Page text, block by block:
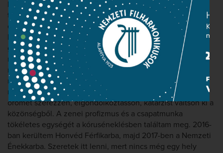
ház opera-produkcióiban. Bár pályám nagyobb részét
töltöttem szólistaként, a szívemhez mindig is a
csapatmunka állt a legközelebb. Semmihez sem
hasonlítható energiát érzek magamban, amikor a
gépházkezelőtől az ügyelőn át a legnagyobb szólistáig
mindenki ugyanannak a célnak rendeli alá magát:
megszólaltatni egy művet. Ilyenkor azt érzem, hogy egy
nagy egység része vagyok, aki minden rezdülésével azon
munkálkodik, hogy adjon az embereknek: elvarázsoljon,
örömet szerezzen, elgondolkoztasson, katarzist váltson ki a
közönségből. A zenei profizmus és a csapatmunka
tökéletes egységét a kóruséneklésben találtam meg. 2016-
ban kerültem Honvéd Férfikarba, majd 2017-ben a Nemzeti
Énekkarba. Szeretek itt lenni, mert nincs még egy hely